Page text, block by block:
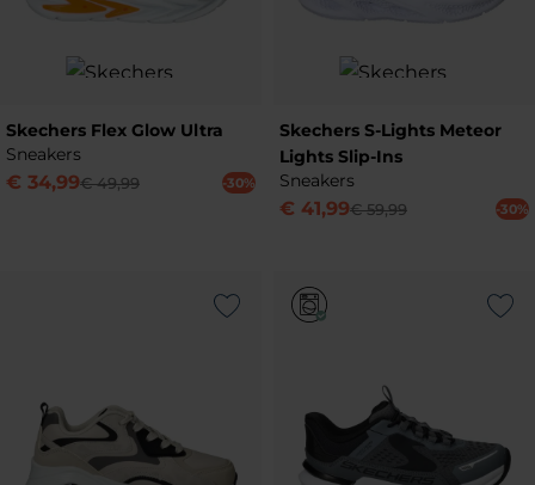
Skechers Flex Glow Ultra
Sneakers
€ 34,99€ 49,99 -30%
Skechers S-Lights Meteor
Lights Slip-Ins
Sneakers
€ 41,99€ 59,99 -30%
Add to Wishlist Add to